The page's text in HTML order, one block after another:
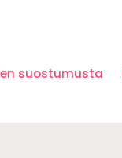
suostumusta